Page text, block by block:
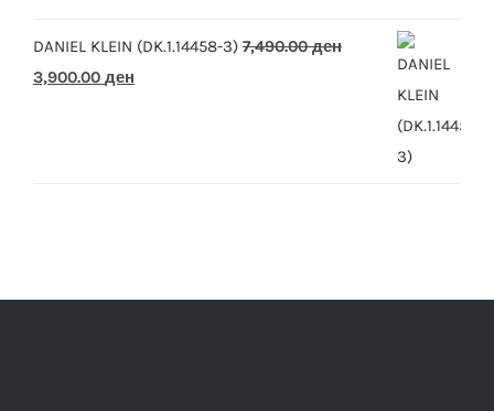
DANIEL KLEIN (DK.1.14458-3) 7,490.00ден
Original
3,900.00 ден